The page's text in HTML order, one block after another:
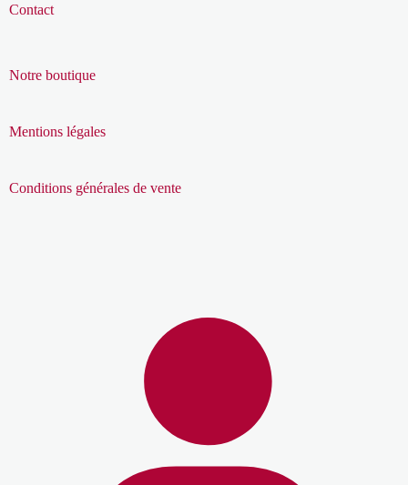
Contact
Notre boutique
Mentions légales
Conditions générales de vente